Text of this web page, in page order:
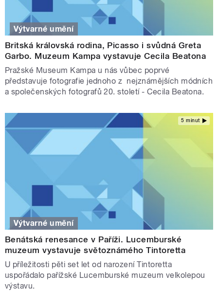
Výtvarné umění
Britská královská rodina, Picasso i svůdná Greta
Garbo. Muzeum Kampa vystavuje Cecila Beatona
Pražské Museum Kampa u nás vůbec poprvé
představuje fotografie jednoho z nejznámějších módních
a společenských fotografů 20. století - Cecila Beatona.
5 minut
Výtvarné umění
Benátská renesance v Paříži. Lucemburské
muzeum vystavuje světoznámého Tintoretta
U příležitosti pěti set let od narození Tintoretta
uspořádalo pařížské Lucemburské muzeum velkolepou
výstavu.